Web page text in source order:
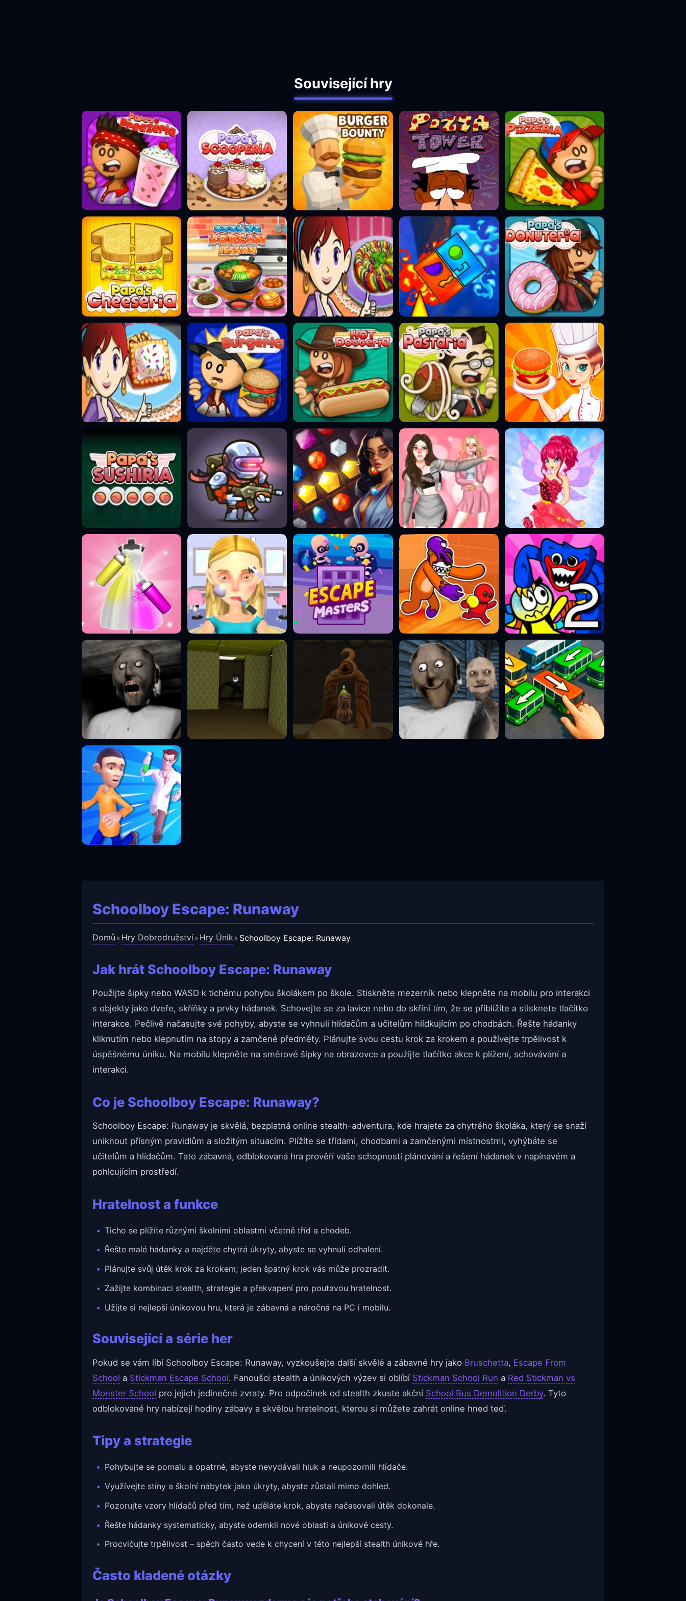
Schoolboy Escape: Runaway
Domů » Hry Dobrodružství» Hry Únik» Schoolboy Escape: Runaway
Jak hrát Schoolboy Escape: Runaway
Použijte šipky nebo WASD k tichému pohybu školákem po škole. Stiskněte mezerník nebo klepněte na mobilu pro interakci
s objekty jako dveře, skříňky a prvky hádanek. Schovejte se za lavice nebo do skříní tím, že se přiblížíte a stisknete tlačítko
interakce. Pečlivě načasujte své pohyby, abyste se vyhnuli hlídačům a učitelům hlídkujícím po chodbách. Řešte hádanky
kliknutím nebo klepnutím na stopy a zamčené předměty. Plánujte svou cestu krok za krokem a používejte trpělivost k
úspěšnému úniku. Na mobilu klepněte na směrové šipky na obrazovce a použijte tlačítko akce k plížení, schovávání a
interakci.
Co je Schoolboy Escape: Runaway?
Schoolboy Escape: Runaway je skvělá, bezplatná online stealth-adventura, kde hrajete za chytrého školáka, který se snaží
uniknout přísným pravidlům a složitým situacím. Plížíte se třídami, chodbami a zamčenými místnostmi, vyhýbáte se
učitelům a hlídačům. Tato zábavná, odblokovaná hra prověří vaše schopnosti plánování a řešení hádanek v napínavém a
pohlcujícím prostředí.
Hratelnost a funkce
Ticho se plížíte různými školními oblastmi včetně tříd a chodeb.
Řešte malé hádanky a najděte chytrá úkryty, abyste se vyhnuli odhalení.
Plánujte svůj útěk krok za krokem; jeden špatný krok vás může prozradit.
Zažijte kombinaci stealth, strategie a překvapení pro poutavou hratelnost.
Užijte si nejlepší únikovou hru, která je zábavná a náročná na PC i mobilu.
Související a série her
Pokud se vám líbí Schoolboy Escape: Runaway, vyzkoušejte další skvělé a zábavné hry jako Bruschetta, Escape From
School a Stickman Escape School. Fanoušci stealth a únikových výzev si oblíbí Stickman School Run a Red Stickman vs
Monster School pro jejich jedinečné zvraty. Pro odpočinek od stealth zkuste akční School Bus Demolition Derby. Tyto
odblokované hry nabízejí hodiny zábavy a skvělou hratelnost, kterou si můžete zahrát online hned teď.
Tipy a strategie
Pohybujte se pomalu a opatrně, abyste nevydávali hluk a neupozornili hlídače.
Využívejte stíny a školní nábytek jako úkryty, abyste zůstali mimo dohled.
Pozorujte vzory hlídačů před tím, než uděláte krok, abyste načasovali útěk dokonale.
Řešte hádanky systematicky, abyste odemkli nové oblasti a únikové cesty.
Procvičujte trpělivost – spěch často vede k chycení v této nejlepší stealth únikové hře.
Často kladené otázky
Související hry